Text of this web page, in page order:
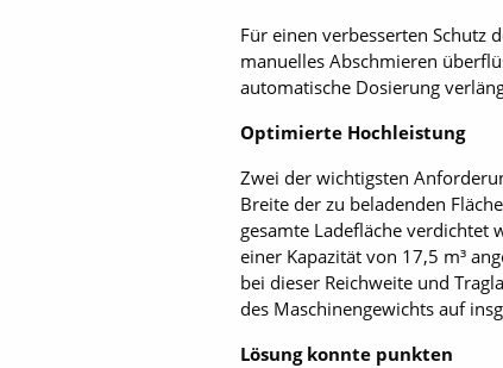
Für einen verbesserten Schutz
manuelles Abschmieren
automatische Dosierung
Optimierte Hochleistung
Zwei der wichtigsten
Breite der zu beladenden
gesamte Ladefläche verdichtet
einer Kapazität von 17,5 m³
bei dieser Reichweite und
des Maschinengewichts auf
Lösung konnte punkten